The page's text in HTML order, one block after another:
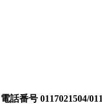
電話番号 0117021504/